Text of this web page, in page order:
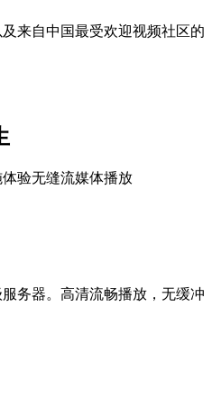
来自中国最受欢迎视频社区的
验无缝流媒体播放
务器。高清流畅播放，无缓冲